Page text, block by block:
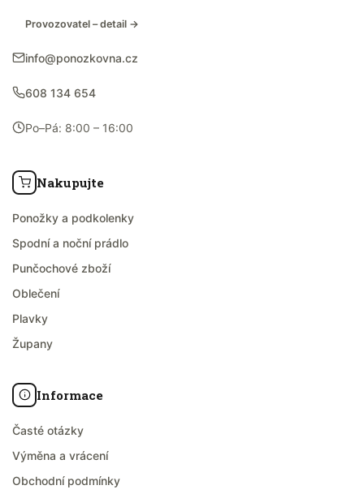
Provozovatel – detail →
info@ponozkovna.cz
608 134 654
Po–Pá: 8:00 – 16:00
Nakupujte
Ponožky a podkolenky
Spodní a noční prádlo
Punčochové zboží
Oblečení
Plavky
Župany
Informace
Časté otázky
Výměna a vrácení
Obchodní podmínky